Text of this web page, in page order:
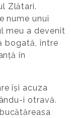
Zlătari.
nume unui
meu a devenit
bogată, între
în
își acuza
i otravă.